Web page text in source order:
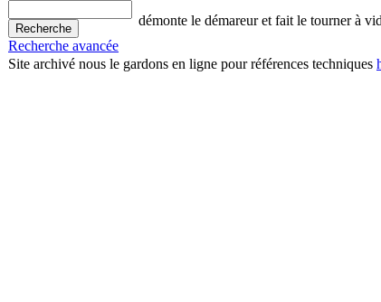
Recherche avancée
démonte le démareur et fait le tourner à
Site archivé nous le gardons en ligne pour références techniques